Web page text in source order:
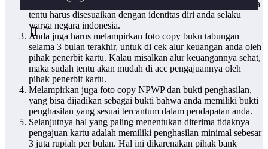
umum yang harus anda miliki. Karena dalam mengajukannya
tentu harus disesuaikan dengan identitas diri anda selaku
warga negara indonesia.
Anda juga harus melampirkan foto copy buku tabungan
selama 3 bulan terakhir, untuk di cek alur keuangan anda oleh
pihak penerbit kartu. Kalau misalkan alur keuangannya sehat,
maka sudah tentu akan mudah di acc pengajuannya oleh
pihak penerbit kartu.
Melampirkan juga foto copy NPWP dan bukti penghasilan,
yang bisa dijadikan sebagai bukti bahwa anda memiliki bukti
penghasilan yang sesuai tercantum dalam pendapatan anda.
Selanjutnya hal yang paling menentukan diterima tidaknya
pengajuan kartu adalah memiliki penghasilan minimal sebesar
3 juta rupiah per bulan. Hal ini dikarenakan pihak bank